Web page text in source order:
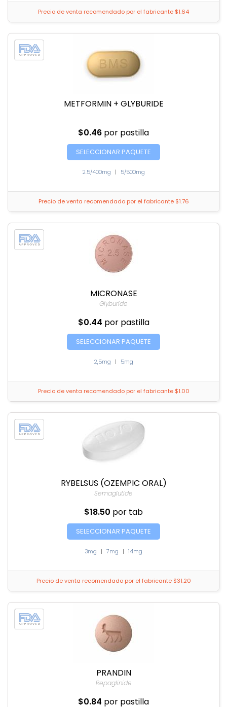
Precio de venta recomendado por el fabricante $1.64
METFORMIN + GLYBURIDE
$0.46 por pastilla
SELECCIONAR PAQUETE
2.5/400mg | 5/500mg
Precio de venta recomendado por el fabricante $1.76
MICRONASE
Glyburide
$0.44 por pastilla
SELECCIONAR PAQUETE
2,5mg | 5mg
Precio de venta recomendado por el fabricante $1.00
RYBELSUS (OZEMPIC ORAL)
Semaglutide
$18.50 por tab
SELECCIONAR PAQUETE
3mg | 7mg | 14mg
Precio de venta recomendado por el fabricante $31.20
PRANDIN
Repaglinide
$0.84 por pastilla